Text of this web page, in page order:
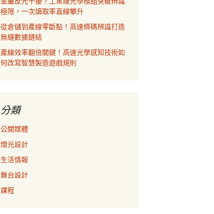
極限，一次讀取率直線攀升
從倉儲到產線零斷點！高速條碼辨識打造
無縫數據鏈結
產線效率翻倍關鍵！高速光學感知技術如
何改寫智慧製造遊戲規則
分類
公關媒體
燈光設計
生活情報
舞台設計
課程